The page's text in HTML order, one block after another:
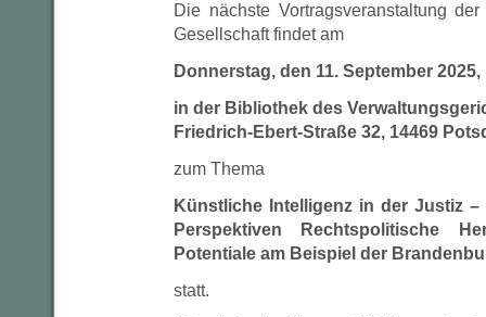
Die nächste Vortragsveranstaltung
Gesellschaft findet am
Donnerstag, den 11. September 2025,
in der Bibliothek des
Friedrich-Ebert-Straße 32, 14469
zum Thema
Künstliche Intelligenz in der Justiz
Perspektiven Rechtspolitische
Potentiale am Beispiel der
statt.